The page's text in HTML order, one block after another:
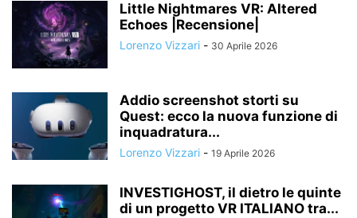
Little Nightmares VR: Altered
Echoes |Recensione|
Lorenzo Vizzari - 30 Aprile 2026
Addio screenshot storti su
Quest: ecco la nuova funzione di
inquadratura...
Lorenzo Vizzari - 19 Aprile 2026
INVESTIGHOST, il dietro le quinte
di un progetto VR ITALIANO tra...